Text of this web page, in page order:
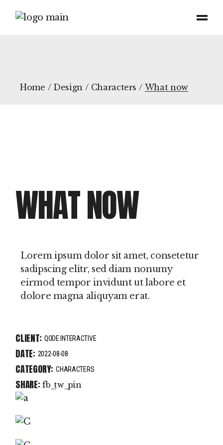
Home Design Characters What now
WHAT NOW
Lorem ipsum dolor sit amet, consetetur
sadipscing elitr, sed diam nonumy
eirmod tempor invidunt ut labore et
dolore magna aliquyam erat.
CLIENT: QODE INTERACTIVE
DATE: 2022-08-08
CATEGORY: CHARACTERS
SHARE: fb tw pin